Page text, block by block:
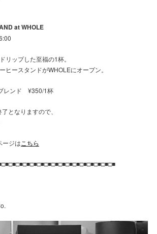
at WHOLE
リップした至福の1杯。
ヒースタンドがWHOLEにオープン。
レンド ¥350/1杯
となりますので、
ージは こちら